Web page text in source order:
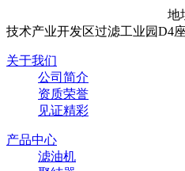
地
技术产业开发区过滤工业园D4
关于我们
公司简介
资质荣誉
见证精彩
产品中心
滤油机